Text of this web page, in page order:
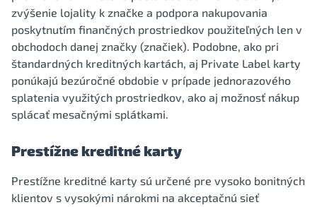
zvýšenie lojality k značke a podpora nakupovania
poskytnutím finančných prostriedkov použiteľných len v
obchodoch danej značky (značiek). Podobne, ako pri
štandardných kreditných kartách, aj Private Label karty
ponúkajú bezúročné obdobie v prípade jednorazového
splatenia využitých prostriedkov, ako aj možnosť nákup
splácať mesačnými splátkami.
Prestížne kreditné karty
Prestížne kreditné karty sú určené pre vysoko bonitných
klientov s vysokými nárokmi na akceptačnú sieť